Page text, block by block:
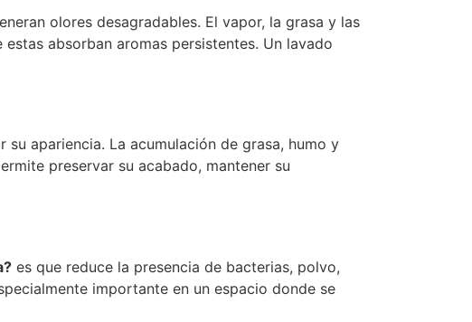
olores desagradables. El vapor, la grasa y las
absorban aromas persistentes. Un lavado
apariencia. La acumulación de grasa, humo y
preservar su acabado, mantener su
es que reduce la presencia de bacterias, polvo,
importante en un espacio donde se